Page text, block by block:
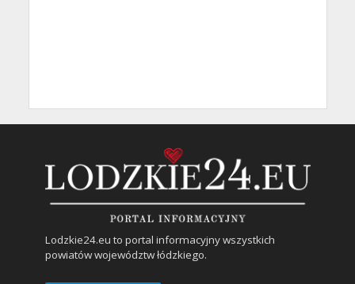
Lodzkie24.eu to portal informacyjny wszystkich
powiatów województw łódzkiego.